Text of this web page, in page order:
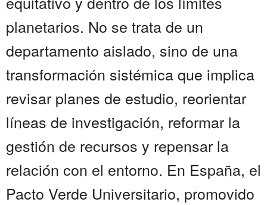
planetarios. No se trata de un
departamento aislado, sino de una
transformación sistémica que implica
revisar planes de estudio, reorientar
líneas de investigación, reformar la
gestión de recursos y repensar la
relación con el entorno. En España, el
Pacto Verde Universitario, promovido